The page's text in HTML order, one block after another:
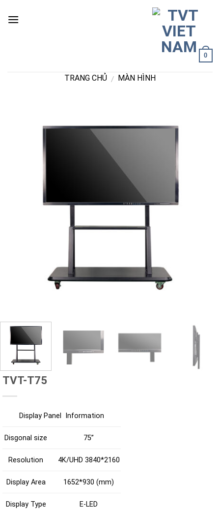
0
TRANG CHỦ / MÀN HÌNH
TVT-T75
Display Panel Information
Disgonal size 75”
Resolution 4K/UHD 3840*2160
Display Area 1652*930 (mm)
Display Type E-LED